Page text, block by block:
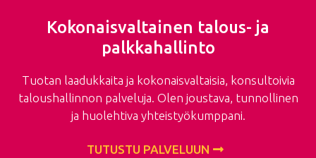
Kokonaisvaltainen talous- ja
palkkahallinto
Tuotan laadukkaita ja kokonaisvaltaisia, konsultoivia
taloushallinnon palveluja. Olen joustava, tunnollinen
ja huolehtiva yhteistyökumppani.
TUTUSTU PALVELUUN